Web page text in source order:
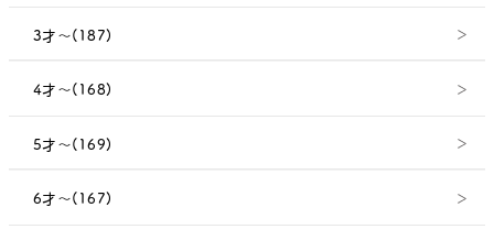
3才～(187)
4才～(168)
5才～(169)
6才～(167)